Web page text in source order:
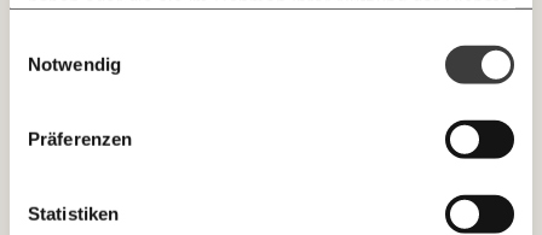
Notwendig
Präferenzen
Statistiken
Newsletter des Moment Magazins
GEMERKTE
INHALTE
ALLES
Inhalte
überproportional
Was strukturell schon schief hängt, wird durch das
Familienleistungen kostet Familien real jedes Jahr